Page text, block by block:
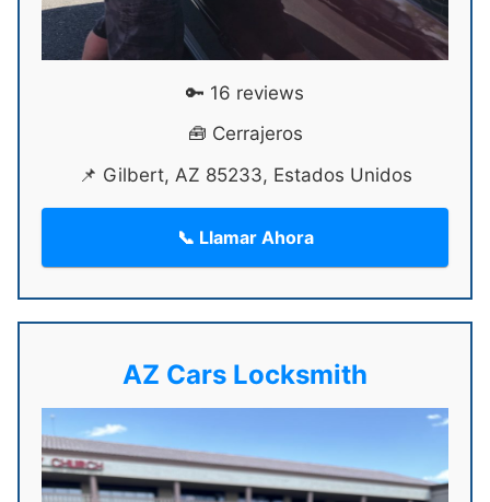
🔑 16 reviews
🧰 Cerrajeros
📌 Gilbert, AZ 85233, Estados Unidos
📞 Llamar Ahora
AZ Cars Locksmith